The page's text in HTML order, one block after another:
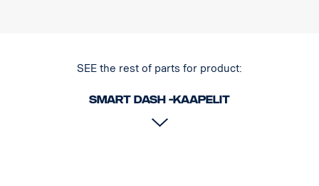
SEE the rest of parts for product:
Smart Dash -kaapelit